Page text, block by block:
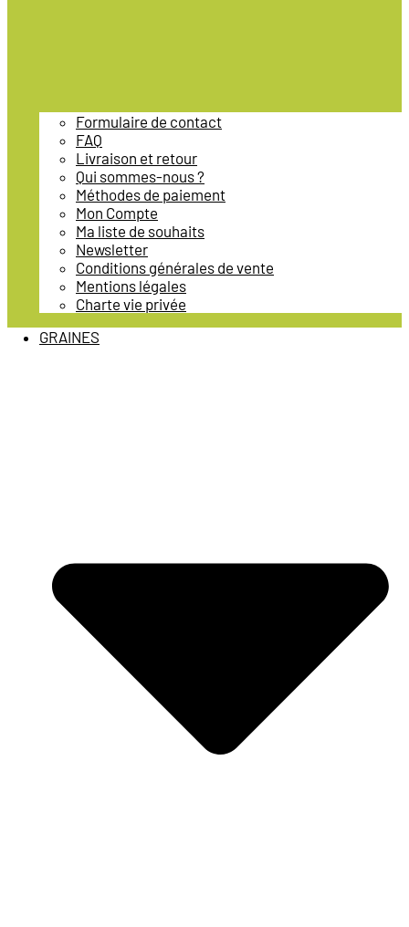
Formulaire de contact
FAQ
Livraison et retour
Qui sommes-nous ?
Méthodes de paiement
Mon Compte
Ma liste de souhaits
Newsletter
Conditions générales de vente
Mentions légales
Charte vie privée
GRAINES